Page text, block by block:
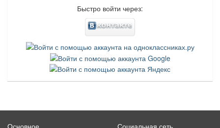
Быстро войти через:
Основное
Социальная сеть